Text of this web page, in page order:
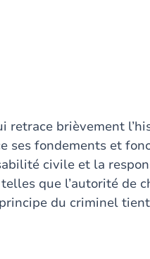
retrace brièvement
ses fondements et
civile et la
que l’autorité de
du criminel